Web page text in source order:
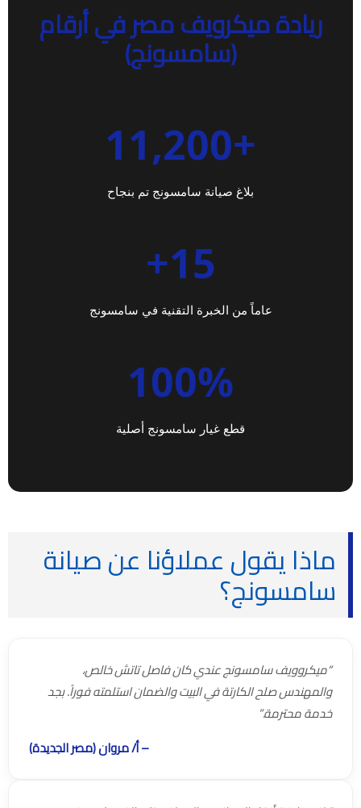
ريادة ميكرويف مصر في أرقام
(سامسونج)
+11,200
بلاغ صيانة سامسونج تم بنجاح
15+
عاماً من الخبرة التقنية في سامسونج
100%
قطع غيار سامسونج أصلية
ماذا يقول عملاؤنا عن صيانة
سامسونج؟
“ميكروويف سامسونج عندي كان فاصل تاتش خالص،
والمهندس صلح الكارتة في البيت والضمان استلمته فوراً. بجد
خدمة محترمة.”
– أ/ مروان (مصر الجديدة)